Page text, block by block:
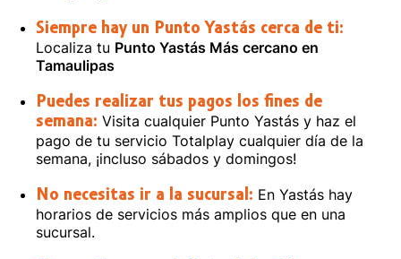
Siempre hay un Punto Yastás cerca de ti:
Localiza tu Punto Yastás Más cercano en
Tamaulipas
Puedes realizar tus pagos los fines de
semana: Visita cualquier Punto Yastás y haz el
pago de tu servicio Totalplay cualquier día de la
semana, ¡incluso sábados y domingos!
No necesitas ir a la sucursal: En Yastás hay
horarios de servicios más amplios que en una
sucursal.